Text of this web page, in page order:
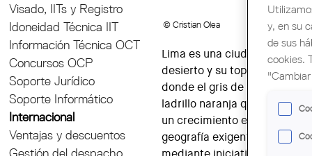
Visado, IITs y Registro
Idoneidad Técnica IIT
Información Técnica OCT
Concursos OCP
Soporte Jurídico
Soporte Informático
Internacional
Ventajas y descuentos
© Cristian Olea
Lima es una ciudad que se
desierto y su topografía
donde el gris de la niebla se
ladrillo naranja que domina
un crecimiento explosivo (y
geografía exigente, Lima ha
y, en su
de sus
cookies.